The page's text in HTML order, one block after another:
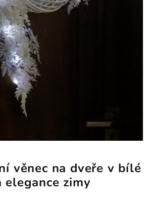
věnec na dveře v bílé
elegance zimy